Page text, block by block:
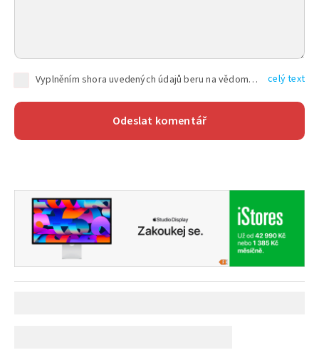
Vyplněním shora uvedených údajů beru na vědomí, že společnost TEXT FACTORY s.r.o., sídlem Brno, Durďákova 336/29, Černá Pole, PSČ: 613 00, IČ: 06157831, zapsané u Krajského soudu v Brně, oddíl C, vložka 100399, bude zpracovávat mé osobní údaje uvedené v rámci mnou vyplněného registračního formuláře na základě oprávněných zájmů TEXT FACTORY s.r.o. dle čl. 6 odst. 1 písm. f) GDPR a pro splnění právních povinností (čl. 6 odst. 1 písm. c) GDPR), a to pro tyto účely: nezbytnost zajistit oprávnění návštěvníka webových stránek provozovaných společností TEXT FACTORY s.r.o. přispívat aktivně ke zveřejněným článkům nebo v rámci diskusních fór a výkon práv TEXT FACTORY s.r.o. jako administrátora těchto diskusních fór. Více informací o zpracování osobních údajů a právech lze nalézt v celý text